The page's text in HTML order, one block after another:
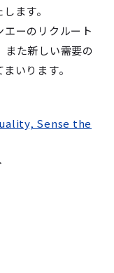
ます。
ーのリクルート
また新しい需要の
いります。
Sense the